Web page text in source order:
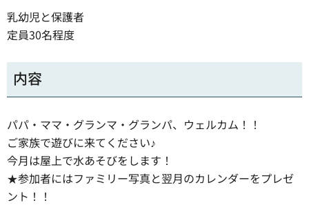
乳幼児と保護者
定員30名程度
内容
パパ・ママ・グランマ・グランパ、ウェルカム！！
ご家族で遊びに来てください♪
今月は屋上で水あそびをします！
★参加者にはファミリー写真と翌月のカレンダーをプレゼ
ント！！